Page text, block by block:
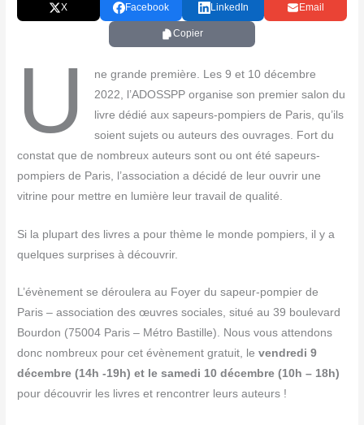
X Facebook LinkedIn Email
Copier
U
ne grande pre­mière. Les 9 et 10 décembre
2022, l’ADOSSPP orga­nise son pre­mier salon du
livre dédié aux sapeurs-pom­piers de Paris, qu’ils
soient sujets ou auteurs des ouvrages. Fort du
constat que de nom­breux auteurs sont ou ont été sapeurs-
pom­piers de Paris, l’as­so­cia­tion a déci­dé de leur ouvrir une
vitrine pour mettre en lumière leur tra­vail de qualité.
Si la plu­part des livres a pour thème le monde pom­piers, il y a
quelques sur­prises à découvrir.
L’évènement se dérou­le­ra au Foyer du sapeur-pom­pier de
Paris – asso­cia­tion des œuvres sociales, situé au 39 bou­le­vard
Bour­don (75004 Paris – Métro Bas­tille). Nous vous atten­dons
donc nom­breux pour cet évè­ne­ment gra­tuit, leven­dre­di 9
décembre (14h ‑19h) et le same­di 10 décembre (10h – 18h)
pour décou­vrir les livres et ren­con­trer leurs auteurs !